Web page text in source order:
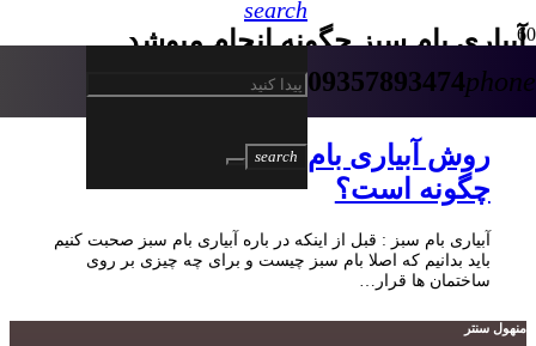
09357893474phone
search
search
آبیاری بام سبز چگونه انجام میوشد
روش آبیاری بام سبز یا روف گاردن
چگونه است؟
آبیاری بام سبز : قبل از اینکه در باره آبیاری بام سبز صحبت کنیم
باید بدانیم که اصلا بام سبز چیست و برای چه چیزی بر روی
ساختمان ها قرار…
منهول سنتر